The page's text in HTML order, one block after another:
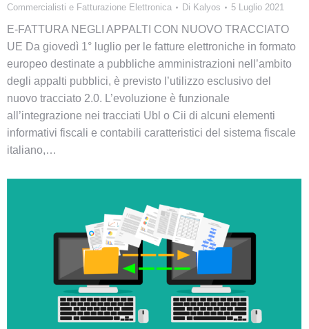
Commercialisti e Fatturazione Elettronica Di Kalyos 5 Luglio 2021
E-FATTURA NEGLI APPALTI CON NUOVO TRACCIATO
UE Da giovedì 1° luglio per le fatture elettroniche in formato
europeo destinate a pubbliche amministrazioni nell’ambito
degli appalti pubblici, è previsto l’utilizzo esclusivo del
nuovo tracciato 2.0. L’evoluzione è funzionale
all’integrazione nei tracciati Ubl o Cii di alcuni elementi
informativi fiscali e contabili caratteristici del sistema fiscale
italiano,…